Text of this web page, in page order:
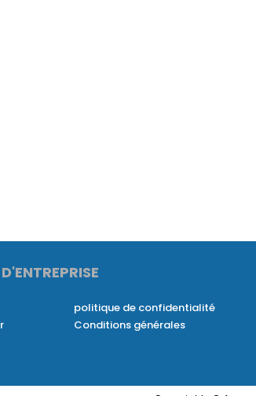
D'ENTREPRISE
politique de confidentialité
Conditions générales